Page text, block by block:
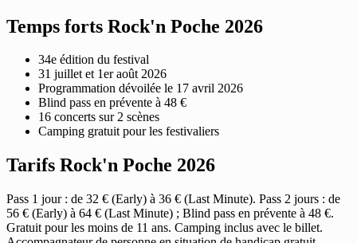
Temps forts Rock'n Poche 2026
34e édition du festival
31 juillet et 1er août 2026
Programmation dévoilée le 17 avril 2026
Blind pass en prévente à 48 €
16 concerts sur 2 scènes
Camping gratuit pour les festivaliers
Tarifs Rock'n Poche 2026
Pass 1 jour : de 32 € (Early) à 36 € (Last Minute). Pass 2 jours : de
56 € (Early) à 64 € (Last Minute) ; Blind pass en prévente à 48 €.
Gratuit pour les moins de 11 ans. Camping inclus avec le billet.